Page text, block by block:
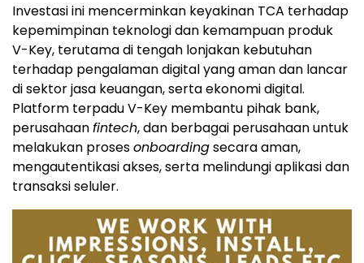
Investasi ini mencerminkan keyakinan TCA terhadap
kepemimpinan teknologi dan kemampuan produk
V-Key, terutama di tengah lonjakan kebutuhan
terhadap pengalaman digital yang aman dan lancar
di sektor jasa keuangan, serta ekonomi digital.
Platform terpadu V-Key membantu pihak bank,
perusahaanfintech, dan berbagai perusahaan untuk
melakukan prosesonboardingsecara aman,
mengautentikasi akses, serta melindungi aplikasi dan
transaksi seluler.